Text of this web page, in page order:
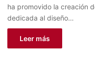
ha promovido la creación
dedicada al diseño…
Leer más